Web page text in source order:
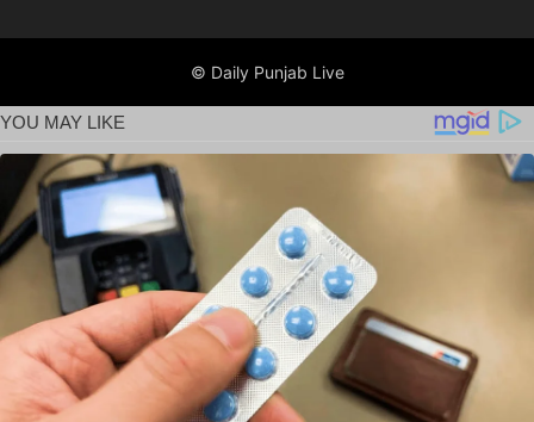
© Daily Punjab Live